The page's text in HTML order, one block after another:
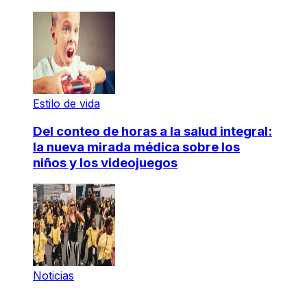
Estilo de vida
Del conteo de horas a la salud integral:
la nueva mirada médica sobre los
niños y los videojuegos
Noticias